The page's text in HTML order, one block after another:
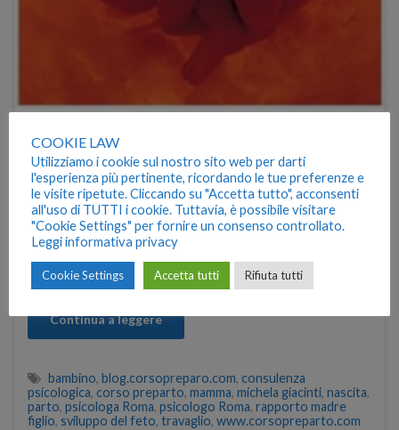
Care future mamme, oggi parliamo della gravidanza
gemellare, che se per alcuni aspetti è considerata un
evento straordinario per altri versi … fa un po’ paura! Uno
degli aspetti più straordinari dei gemelli riguarda quella
speciale ed unica relazione tra loro che si sviluppa già a
partire dalle primissime fasi della gravidanza! E’ stato
dimostrato, …
Continua a leggere
bambino, blog.corsopreparo.com, consulenza
psicologica, corso preparto, mamma, michela giacinti, nascita,
parto, psicologa Roma, psicologo Roma, rapporto madre
figlio, sviluppo del feto, travaglio, www.corsopreparto.com
COOKIE LAW
Utilizziamo i cookie sul nostro sito web per darti
l'esperienza più pertinente, ricordando le tue preferenze e
le visite ripetute. Cliccando su "Accetta tutto", acconsenti
all'uso di TUTTI i cookie. Tuttavia, è possibile visitare
"Cookie Settings" per fornire un consenso controllato.
Leggi informativa privacy
Cookie Settings Accetta tutti Rifiuta tutti